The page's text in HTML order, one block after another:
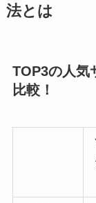
法とは
TOP3の人気
比較！